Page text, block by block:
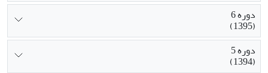
دوره 6
(1395)
دوره 5
(1394)